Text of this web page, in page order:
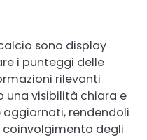
sono display
i punteggi delle
rilevanti
una visibilità chiara e
rendendoli
coinvolgimento degli